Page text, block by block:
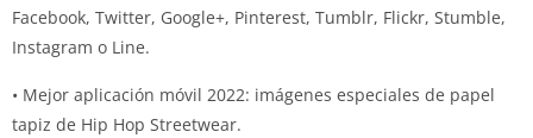
Facebook, Twitter, Google+, Pinterest, Tumblr, Flickr, Stumble,
Instagram o Line.
• Mejor aplicación móvil 2022: imágenes especiales de papel
tapiz de Hip Hop Streetwear.